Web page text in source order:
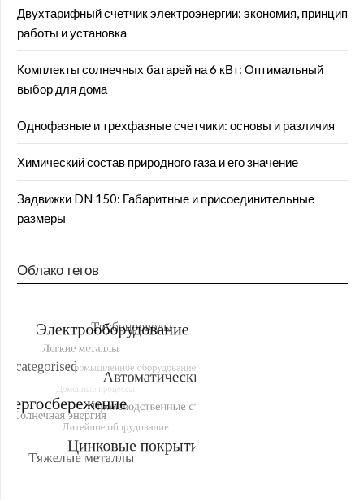
Двухтарифный счетчик электроэнергии: экономия, принцип
работы и установка
Комплекты солнечных батарей на 6 кВт: Оптимальный
выбор для дома
Однофазные и трехфазные счетчики: основы и различия
Химический состав природного газа и его значение
Задвижки DN 150: Габаритные и присоединительные
размеры
Облако тегов